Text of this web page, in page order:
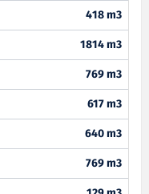
418 m3
1814 m3
769 m3
617 m3
640 m3
769 m3